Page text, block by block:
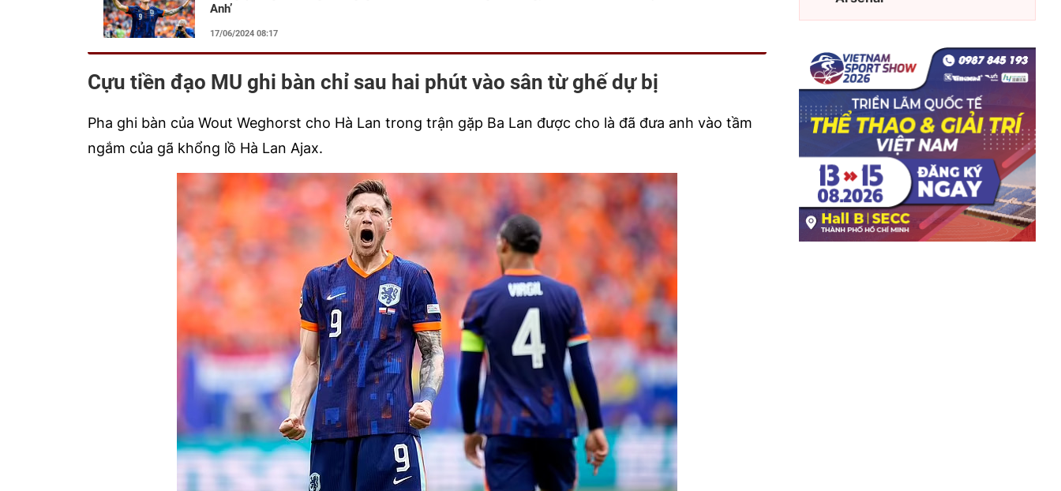
Anh’
17/06/2024 08:17
Cựu tiền đạo MU ghi bàn chỉ sau hai phút vào sân từ ghế dự bị
Pha ghi bàn của Wout Weghorst cho Hà Lan trong trận gặp Ba Lan được cho là đã đưa anh vào tầm
ngắm của gã khổng lồ Hà Lan Ajax.